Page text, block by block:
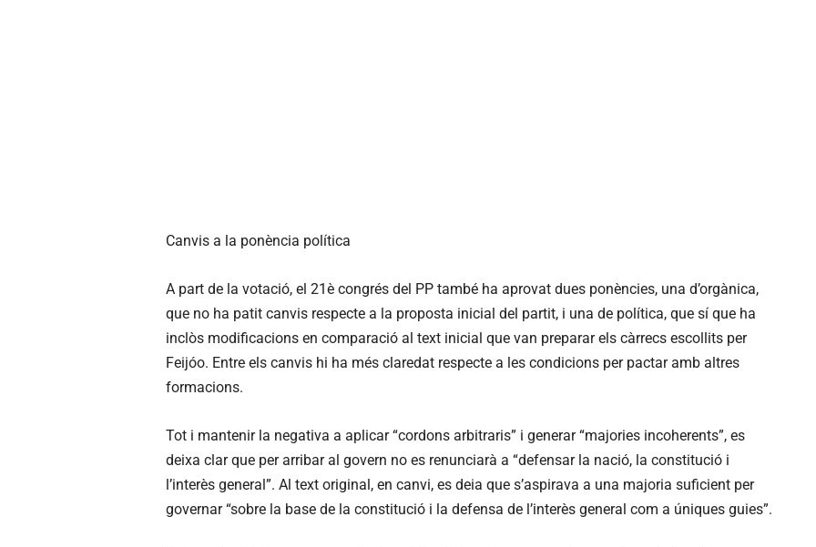
Canvis a la ponència política
A part de la votació, el 21è congrés del PP també ha aprovat dues ponències, una d’orgànica,
que no ha patit canvis respecte a la proposta inicial del partit, i una de política, que sí que ha
inclòs modificacions en comparació al text inicial que van preparar els càrrecs escollits per
Feijóo. Entre els canvis hi ha més claredat respecte a les condicions per pactar amb altres
formacions.
Tot i mantenir la negativa a aplicar “cordons arbitraris” i generar “majories incoherents”, es
deixa clar que per arribar al govern no es renunciarà a “defensar la nació, la constitució i
l’interès general”. Al text original, en canvi, es deia que s’aspirava a una majoria suficient per
governar “sobre la base de la constitució i la defensa de l’interès general com a úniques guies”.